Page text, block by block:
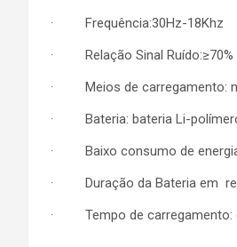
· Frequência:30Hz-18Khz
· Relação Sinal Ruído:≥70%
· Meios de carregamento:
· Bateria: bateria Li-polímero
· Baixo consumo de
· Duração da Bateria em
· Tempo de carregamento: